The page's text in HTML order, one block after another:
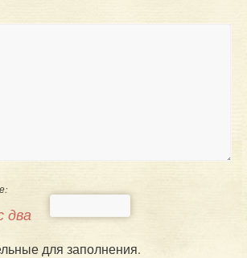
два
для заполнения.